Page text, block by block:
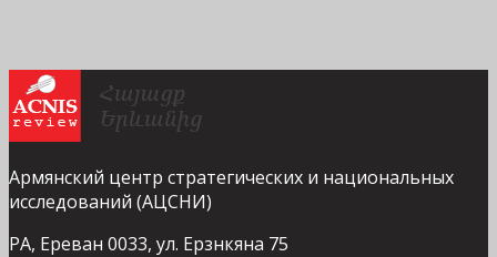
Армянский центр стратегических и национальных
исследований (АЦСНИ)
РА, Ереван 0033, ул. Ерзнкяна 75